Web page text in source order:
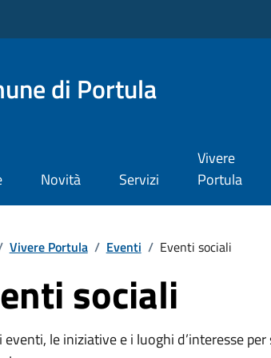
di Portula
Novità Servizi
Vivere
Portula
Vivere Portula / Eventi / Eventi sociali
sociali
eventi, le iniziative e i luoghi d’interesse